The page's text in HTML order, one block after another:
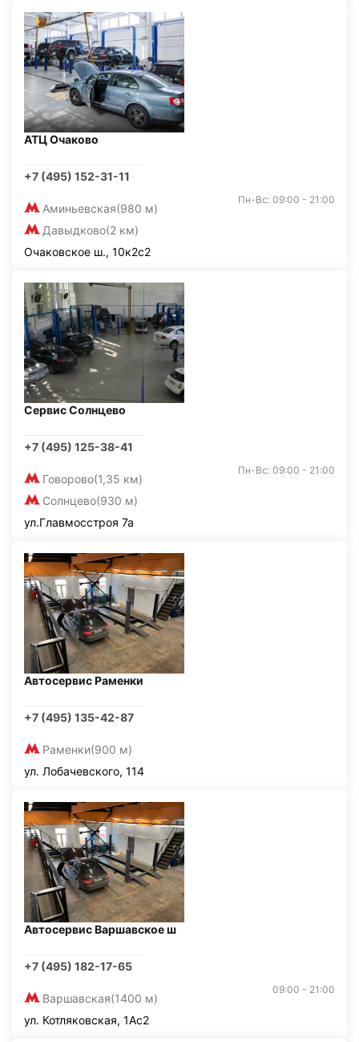
АТЦ Очаково
+7 (495) 152-31-11
Аминьевская(980 м)
Давыдково(2 км)
Пн-Вс: 09:00 - 21:00
Очаковское ш., 10к2с2
Сервис Солнцево
+7 (495) 125-38-41
Говорово(1,35 км)
Солнцево(930 м)
Пн-Вс: 09:00 - 21:00
ул.Главмосстроя 7а
Автосервис Раменки
+7 (495) 135-42-87
Раменки(900 м)
ул. Лобачевского, 114
Автосервис Варшавское ш
+7 (495) 182-17-65
Варшавская(1400 м)
09:00 - 21:00
ул. Котляковская, 1Ас2